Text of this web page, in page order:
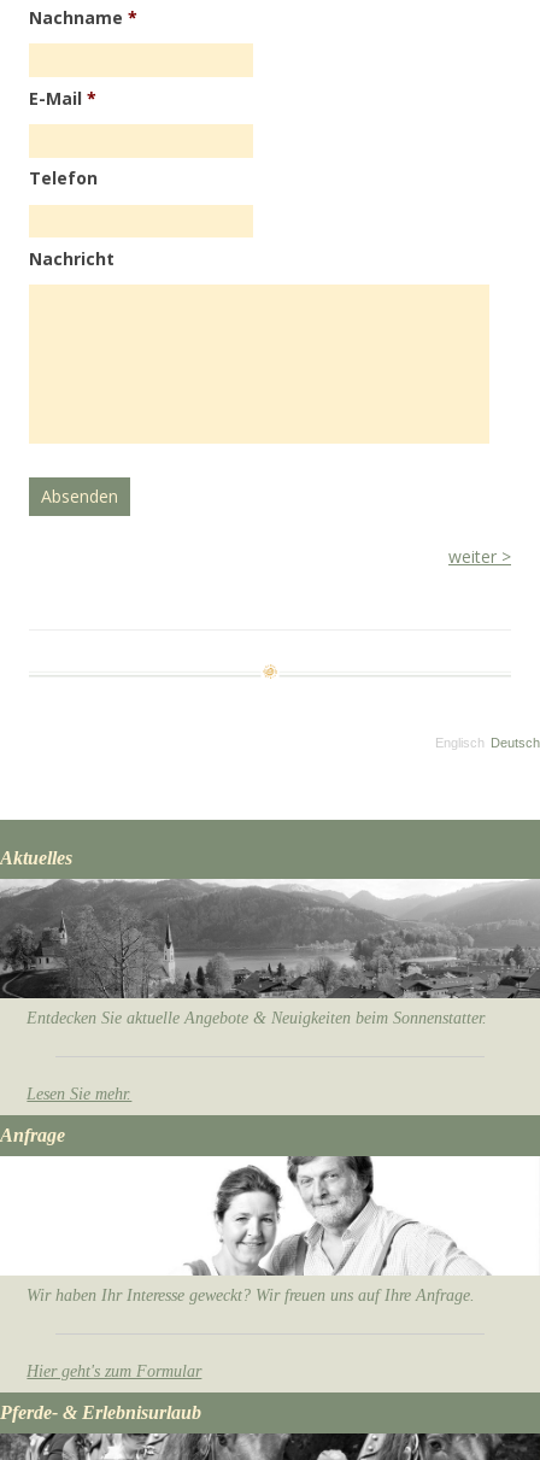
Nachname *
E-Mail *
Telefon
Nachricht
weiter >
Deutsch
Englisch
Aktuelles
Entdecken Sie aktuelle Angebote & Neuigkeiten beim Sonnenstatter.
Lesen Sie mehr.
Anfrage
Wir haben Ihr Interesse geweckt? Wir freuen uns auf Ihre Anfrage.
Hier geht's zum Formular
Pferde- & Erlebnisurlaub